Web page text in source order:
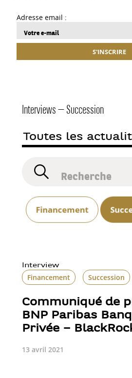
Adresse email :
S'INSCRIRE
Interviews — Succession
Financement
Interview
Financement Succession
Communiqué de
BNP Paribas
Privée –
13 avril 2021